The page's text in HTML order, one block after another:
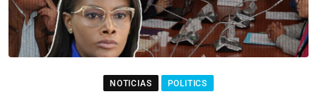
NOTICIAS POLITICS